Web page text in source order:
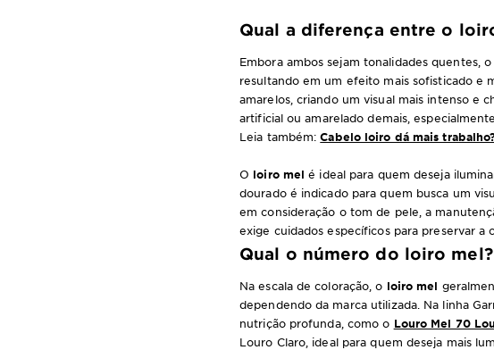
Qual a diferença entre o
Embora ambos sejam tonalidades quentes, o
resultando em um efeito mais sofisticado e
amarelos, criando um visual mais intenso e
artificial ou amarelado demais,
Leia também:Cabelo loiro dá mais
O loiro mel é ideal para quem deseja
dourado é indicado para quem busca um
em consideração o tom de pele, a
exige cuidados específicos para preservar a
Qual o número do loiro mel?
Na escala de coloração, o loiro mel
dependendo da marca utilizada. Na linha
nutrição profunda, como o Louro Mel 70
Louro Claro, ideal para quem deseja mais